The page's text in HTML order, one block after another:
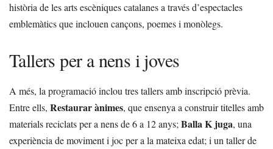
història de les arts escèniques catalanes a través d’espectacles
emblemàtics que inclouen cançons, poemes i monòlegs.
Tallers per a nens i joves
A més, la programació inclou tres tallers amb inscripció prèvia.
Entre ells, Restaurar ànimes, que ensenya a construir titelles amb
materials reciclats per a nens de 6 a 12 anys; Balla K juga, una
experiència de moviment i joc per a la mateixa edat; i un taller de